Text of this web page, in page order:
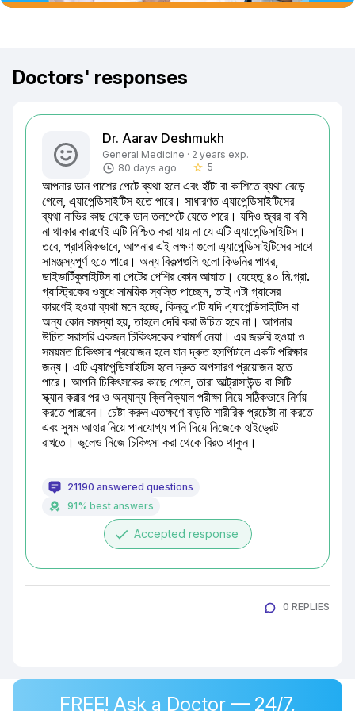
Doctors' responses
Dr. Aarav Deshmukh
General Medicine · 2 years exp.
80 days ago
star_border 5
আপনার ডান পাশের পেটে ব্যথা হলে এবং হাঁটা বা কাশিতে ব্যথা বেড়ে
গেলে, এ্যাপেন্ডিসাইটিস হতে পারে। সাধারণত এ্যাপেন্ডিসাইটিসের
ব্যথা নাভির কাছ থেকে ডান তলপেটে যেতে পারে। যদিও জ্বর বা বমি
না থাকার কারণেই এটি নিশ্চিত করা যায় না যে এটি এ্যাপেন্ডিসাইটিস।
তবে, প্রাথমিকভাবে, আপনার এই লক্ষণ গুলো এ্যাপেন্ডিসাইটিসের সাথে
সামঞ্জস্যপূর্ণ হতে পারে। অন্য বিকল্পগুলি হলো কিডনির পাথর,
ডাইভার্টিকুলাইটিস বা পেটের পেশির কোন আঘাত। যেহেতু ৪০ মি.গ্রা.
গ্যাস্ট্রিকের ওষুধে সাময়িক স্বস্তি পাচ্ছেন, তাই এটা গ্যাসের
কারণেই হওয়া ব্যথা মনে হচ্ছে, কিন্তু এটি যদি এ্যাপেন্ডিসাইটিস বা
অন্য কোন সমস্যা হয়, তাহলে দেরি করা উচিত হবে না। আপনার
উচিত সরাসরি একজন চিকিৎসকের পরামর্শ নেয়া। এর জরুরি হওয়া ও
সময়মত চিকিৎসার প্রয়োজন হলে যান দ্রুত হসপিটালে একটি পরিক্ষার
জন্য। এটি এ্যাপেন্ডিসাইটিস হলে দ্রুত অপসারণ প্রয়োজন হতে
পারে। আপনি চিকিৎসকের কাছে গেলে, তারা আল্ট্রাসাউন্ড বা সিটি
স্ক্যান করার পর ও অন্যান্য ক্লিনিক্যাল পরীক্ষা নিয়ে সঠিকভাবে নির্ণয়
করতে পারবেন। চেষ্টা করুন এতক্ষণে বাড়তি শারীরিক প্রচেষ্টা না করতে
এবং সুষম আহার নিয়ে পানযোগ্য পানি দিয়ে নিজেকে হাইড্রেট
রাখতে। ভুলেও নিজে চিকিৎসা করা থেকে বিরত থাকুন।
21190 answered questions
91% best answers
done Accepted response
0 REPLIES
FREE! Ask a Doctor — 24/7,